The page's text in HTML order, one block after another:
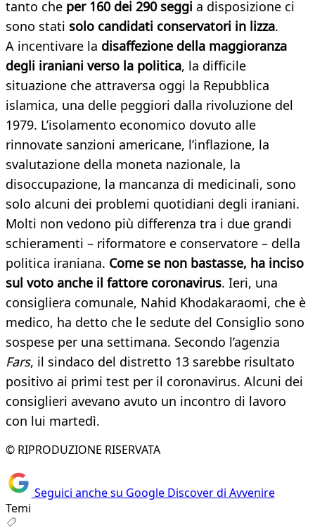
tanto che per 160 dei 290 seggi a disposizione ci
sono stati solo candidati conservatori in lizza.
A incentivare la disaffezione della maggioranza
degli iraniani verso la politica, la difficile
situazione che attraversa oggi la Repubblica
islamica, una delle peggiori dalla rivoluzione del
1979. L’isolamento economico dovuto alle
rinnovate sanzioni americane, l’inflazione, la
svalutazione della moneta nazionale, la
disoccupazione, la mancanza di medicinali, sono
solo alcuni dei problemi quotidiani degli iraniani.
Molti non vedono più differenza tra i due grandi
schieramenti – riformatore e conservatore – della
politica iraniana. Come se non bastasse, ha inciso
sul voto anche il fattore coronavirus. Ieri, una
consigliera comunale, Nahid Khodakaraomi, che è
medico, ha detto che le sedute del Consiglio sono
sospese per una settimana. Secondo l’agenzia
Fars, il sindaco del distretto 13 sarebbe risultato
positivo ai primi test per il coronavirus. Alcuni dei
consiglieri avevano avuto un incontro di lavoro
con lui martedì.
© RIPRODUZIONE RISERVATA
Seguici anche su Google Discover di Avvenire
Temi